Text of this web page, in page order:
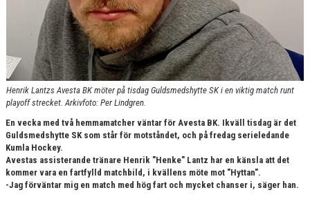
Henrik Lantzs Avesta BK möter på tisdag Guldsmedshytte SK i en viktig match runt
playoff strecket. Arkivfoto: Per Lindgren.
En vecka med två hemmamatcher väntar för Avesta BK. Ikväll tisdag är det
Guldsmedshytte SK som står för motståndet, och på fredag serieledande
Kumla Hockey.
Avestas assisterande tränare Henrik "Henke" Lantz har en känsla att det
kommer vara en fartfylld matchbild, i kvällens möte mot "Hyttan".
-Jag förväntar mig en match med hög fart och mycket chanser i, säger han.